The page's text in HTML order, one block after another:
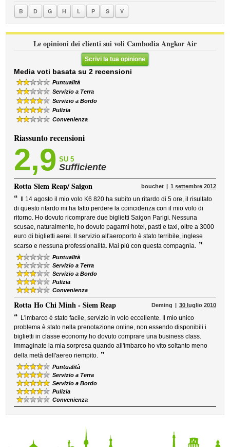
B D G H L P S V
Le opinioni dei clienti sui voli Cambodia Angkor Air
Scrivi la tua opinione
Media voti basata su 2 recensioni
Puntualità
Servizio a Terra
Servizio a Bordo
Pulizia
Convenienza
Riassunto recensioni
2,9 SU 5
Sufficiente
RottaSiem Reap/ Saigon bouchet 1 settembre 2012
“
Il 14 agosto il mio volo K6 820 ha subito un ritardo di 5 ore, il risultato
di questo ritardo mi ha fatto perdere la coincidenza con il mio volo di
ritorno. Ho dovuto ricomprare due biglietti Saigon Parigi. Nessuna
scusae, naturalmente, ho dovuto pagarmi hotel, pasti e taxi, oltre a 3000
euro di biglietti aerei. Il servizio all'aeroporto è stato terribile, inglese
scarso e nessuna professionalità. Mai più con questa compagnia. ”
Puntualità
Servizio a Terra
Servizio a Bordo
Pulizia
Convenienza
RottaHo Chi Minh - Siem Reap Deming 30 luglio 2010
“ L'imbarco è stato facile, servizio in volo eccellente. Il mio unico
problema è stato nella prenotazione online, non essendo disponibili i
biglietti in classe economy ho dovuto comprare una business class.
Immaginate la mia sorpresa quando all'imbarco ho vito soltanto meno
della metà dell'aereo riempito. ”
Puntualità
Servizio a Terra
Servizio a Bordo
Pulizia
Convenienza